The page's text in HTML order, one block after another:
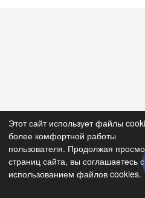
Этот сайт использует файлы
более комфортной работы
пользователя. Продолжая
страниц сайта, вы соглашаетесь с
использованием файлов cookies.